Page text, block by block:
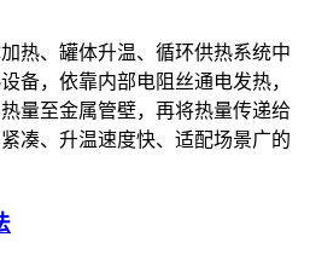
热、罐体升温、循环供热系统中
备，依靠内部电阻丝通电发热，
量至金属管壁，再将热量传递给
凑、升温速度快、适配场景广的